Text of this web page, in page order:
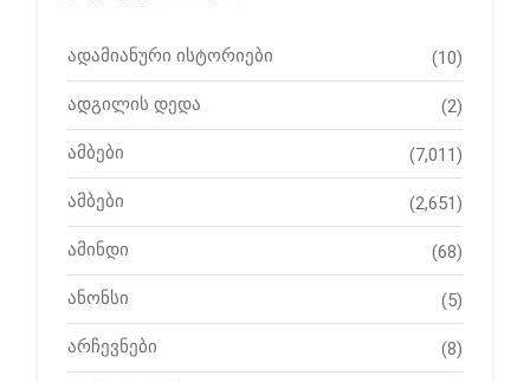
ადამიანური ისტორიები (10)
ადგილის დედა (2)
ამბები (7,011)
ამბები (2,651)
ამინდი (68)
ანონსი (5)
არჩევნები (8)